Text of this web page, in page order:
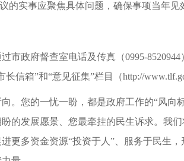
的实事应聚焦具体问题，确保事项当年见
市政府督查室电话及传真（0995-
信箱”和“意见征集”栏目（http://
。您的一忧一盼，都是政府工作的“风向
的发展愿景、您最牵挂的民生诉求。我
更多资金资源“投资于人”、服务于民生